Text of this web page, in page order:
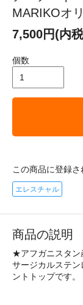
MARIKOオ
7,500円(内
個数
この商品に登録
エレスチャル
商品の説明
★アフガニスタン
サージカルステ
ントトップです。